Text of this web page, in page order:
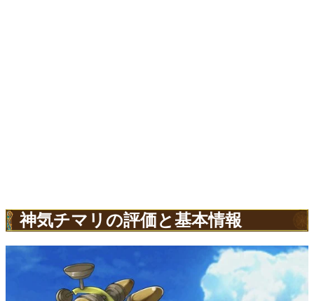
神気チマリの評価と基本情報